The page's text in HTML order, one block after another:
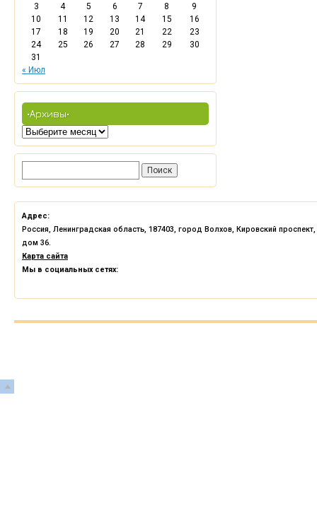
3
4 5 6 7 8
9
10
11 12 13 14 15
16
17
18 19 20 21 22
23
24
25 26 27 28 29
30
31
« Июл
•Архивы•
Адрес:
Россия, Ленинградская область, 187403, город Волхов, Кировский проспект,
дом 36.
Карта сайта
Мы в социальных сетях: